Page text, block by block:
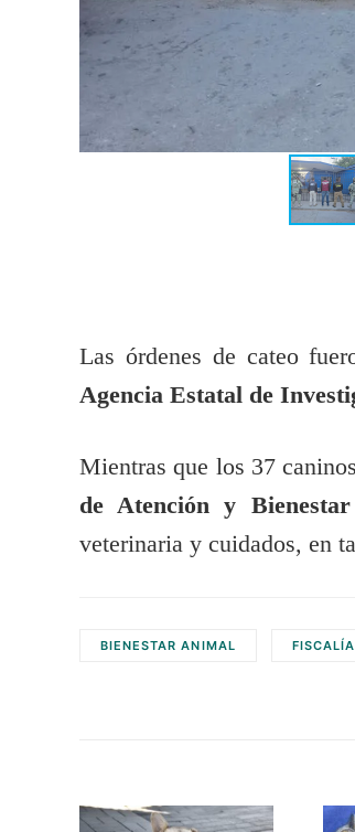
Las órdenes de cateo
Agencia Estatal de
Mientras que los 37
de Atención y
veterinaria y cuidados, en
BIENESTAR ANIMAL